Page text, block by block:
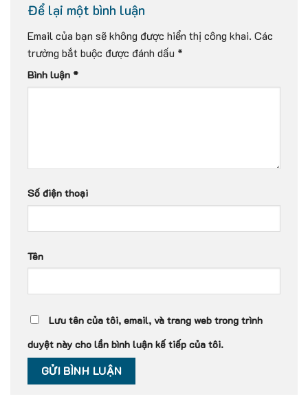
Để lại một bình luận
Email của bạn sẽ không được hiển thị công khai. Các
trường bắt buộc được đánh dấu *
Bình luận *
Số điện thoại
Tên
Lưu tên của tôi, email, và trang web trong trình
duyệt này cho lần bình luận kế tiếp của tôi.